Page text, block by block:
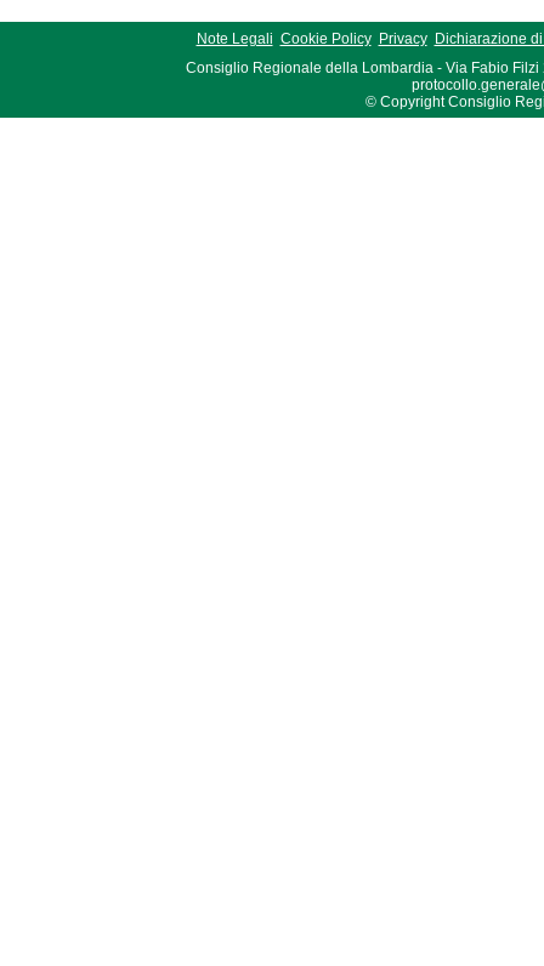
Note Legali Cookie Policy Privacy
Dichiarazione
Consiglio Regionale della Lombardia - Via Fabio Filzi
© Copyright Consiglio